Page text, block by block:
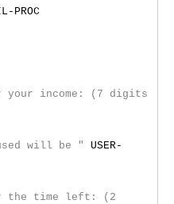
PROC
your income: (7 digits
will be "
USER-
the time left: (2